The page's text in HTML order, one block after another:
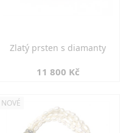
Zlatý prsten s diamanty
11 800 Kč
NOVÉ